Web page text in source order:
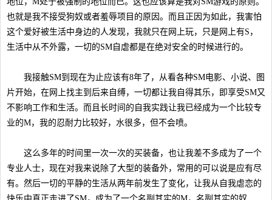
也就是我不接受狗奴或者羞辱项目的原因。而且正因为如此，我害怕
这个爱好被生活中身边的人发现，我就只在网上玩，只是网上有S，
生活中从不外露，一切的SM自虐都是在绝对安全的时候进行的。
我接触SM到现在为止应该有8年了，从看各种SM电影、小说、图
片开始，在网上找主到后来自缚，一切都让我自得其乐，即享受SM又
不影响工作和生活。而且长时间的自我实践让我已经成为一个比较专
业的M，我的忍耐力比较好，水很多，但不会喷。
这么多年的时间里一次一次的买装备，也让我差不多成为了一个
专业人士，现在对我来说除了大型的装备外，常用的可以说是应有尽
有。然后一切的平静的生活从两年前发生了变化，让我从自我虐恋的